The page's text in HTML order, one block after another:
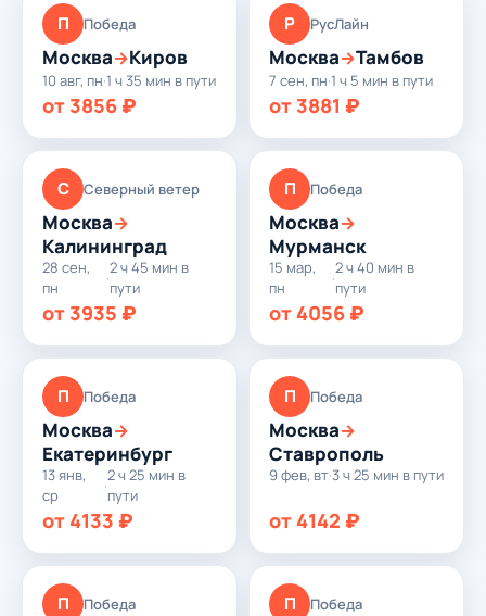
П Победа
Москва→Киров
10 авг, пн·1 ч 35 мин в пути
от 3856 ₽
Р РусЛайн
Москва→Тамбов
7 сен, пн·1 ч 5 мин в пути
от 3881 ₽
С Северный ветер
Москва→
Калининград
28 сен,
пн
·
2 ч 45 мин в
пути
от 3935 ₽
П Победа
Москва→
Мурманск
15 мар,
пн
·
2 ч 40 мин в
пути
от 4056 ₽
П Победа
Москва→
Екатеринбург
13 янв,
ср
·
2 ч 25 мин в
пути
от 4133 ₽
П Победа
Москва→
Ставрополь
9 фев, вт·3 ч 25 мин в пути
от 4142 ₽
П Победа П Победа